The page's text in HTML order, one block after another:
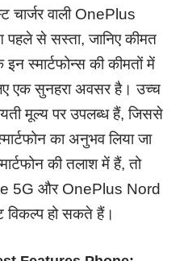
वाली OnePlus
से सस्ता, जानिए कीमत
स्मार्टफोन्स की कीमतों में
एक सुनहरा अवसर है। उच्च
मूल्य पर उपलब्ध हैं, जिससे
का अनुभव लिया जा
की तलाश में हैं, तो
5G और OnePlus Nord
हो सकते हैं।